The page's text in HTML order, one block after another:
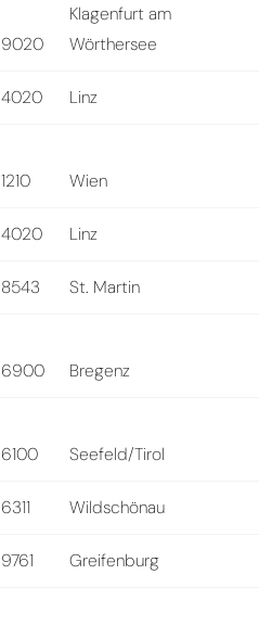
9020
Klagenfurt am
Wörthersee
4020 Linz
1210 Wien
4020 Linz
8543 St. Martin
6900 Bregenz
6100 Seefeld/Tirol
6311 Wildschönau
9761 Greifenburg